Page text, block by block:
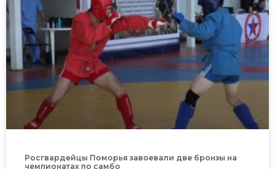
Росгвардейцы Поморья завоевали две бронзы на
чемпионатах по самбо